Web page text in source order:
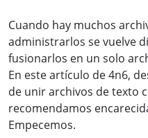
Cuando hay muchos
administrarlos se vuelve
fusionarlos en un solo
En este artículo de 4n6,
de unir archivos de texto
recomendamos
Empecemos.